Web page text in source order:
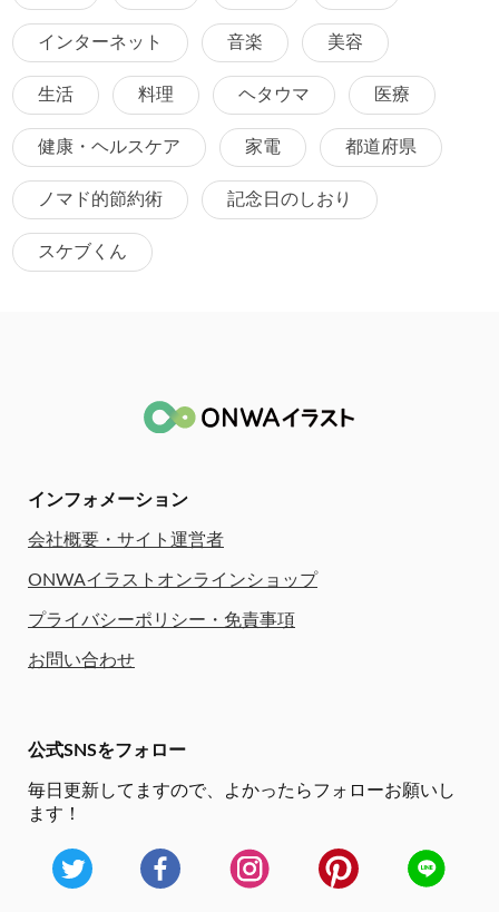
インターネット 音楽 美容
生活 料理 ヘタウマ 医療
健康・ヘルスケア 家電 都道府県
ノマド的節約術 記念日のしおり
スケブくん
インフォメーション
会社概要・サイト運営者
ONWAイラストオンラインショップ
プライバシーポリシー・免責事項
お問い合わせ
公式SNSをフォロー
毎日更新してますので、
よかったらフォローお願いし
ます！